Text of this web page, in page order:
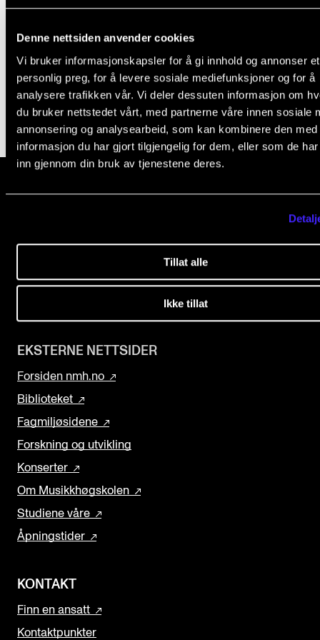
Denne nettsiden anvender cookies
Vi bruker informasjonskapsler for å gi innhold og annonser et
personlig preg, for å levere sosiale mediefunksjoner og for å
analysere trafikken vår. Vi deler dessuten informasjon om
du bruker nettstedet vårt, med partnerne våre innen sosiale
annonsering og analysearbeid, som kan kombinere den med
informasjon du har gjort tilgjengelig for dem, eller som de
inn gjennom din bruk av tjenestene deres.
Tillat alle
Ikke tillat
KONTAKTER
Kontaktpunkt
Studentutvalet SUT
Biblioteket
s
f
i
e
l
d
b
l
Tilbodet frå Studentskipnaden (SiO)
Mat og drikke
0369 Oslo, Norway
+47 23 36 70 00
EKSTERNE NETTSIDER
Forsiden nmh.no
Biblioteket
Fagmiljøsidene
Forskning og utvikling
Konserter
Om Musikkhøgskolen
Studiene våre
Åpningstider
KONTAKT
Finn en ansatt
Kontaktpunkter